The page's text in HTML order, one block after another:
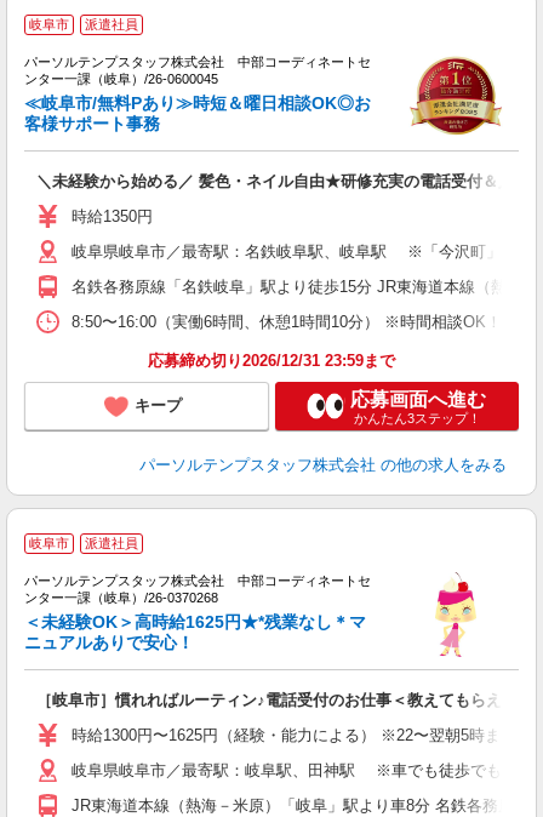
岐阜市 派遣社員
パーソルテンプスタッフ株式会社 中部コーディネートセ
ンター一課（岐阜）/26-0600045
≪岐阜市/無料Pあり≫時短＆曜日相談OK◎お
客様サポート事務
＼未経験から始める／ 髪色・ネイル自由★研修充実の電話受付＆入力
時給1350円
岐阜県岐阜市／最寄駅：名鉄岐阜駅、岐阜駅 ※「今沢町」「
名鉄各務原線「名鉄岐阜」駅より徒歩15分 JR東海道本線（熱海
8:50〜16:00（実働6時間、休憩1時間10分） ※時間相談OK！
応募締め切り2026/12/31 23:59まで
キープ 応募画面へ進む
かんたん3ステップ！
パーソルテンプスタッフ株式会社 の他の求人をみる
岐阜市 派遣社員
パーソルテンプスタッフ株式会社 中部コーディネートセ
ンター一課（岐阜）/26-0370268
＜未経験OK＞高時給1625円★*残業なし＊マ
ニュアルありで安心！
［岐阜市］慣れればルーティン♪電話受付のお仕事＜教えてもらえます
時給1300円〜1625円（経験・能力による） ※22〜翌朝5時までは
岐阜県岐阜市／最寄駅：岐阜駅、田神駅 ※車でも徒歩でも通
JR東海道本線（熱海－米原）「岐阜」駅より車8分 名鉄各務原線